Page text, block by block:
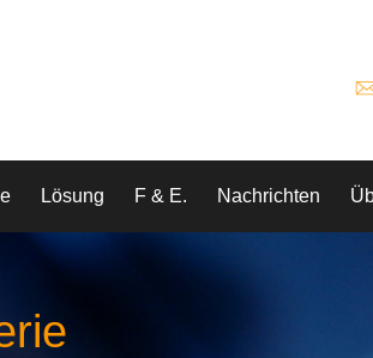
Lösung F & E. Nachrichten